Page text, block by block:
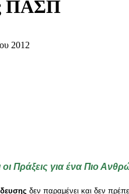
ΠΑΣΠ
2012
Πράξεις για ένα Πιο
δεν παραμένει και δεν